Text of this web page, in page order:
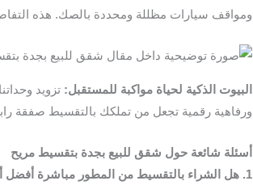
ومواقف سيارات مظللة ومحددة بالصك. هذه
البيوت الذكية لحياة مواكبة للمستقبل:
ورفاهية رقمية تجعل من تملكك بالتقسيط صفقة
أسئلة شائعة حول شقق للبيع بجدة بتقسيط مريح
​1. هل الشراء بالتقسيط من المطور مباشرة أفضل